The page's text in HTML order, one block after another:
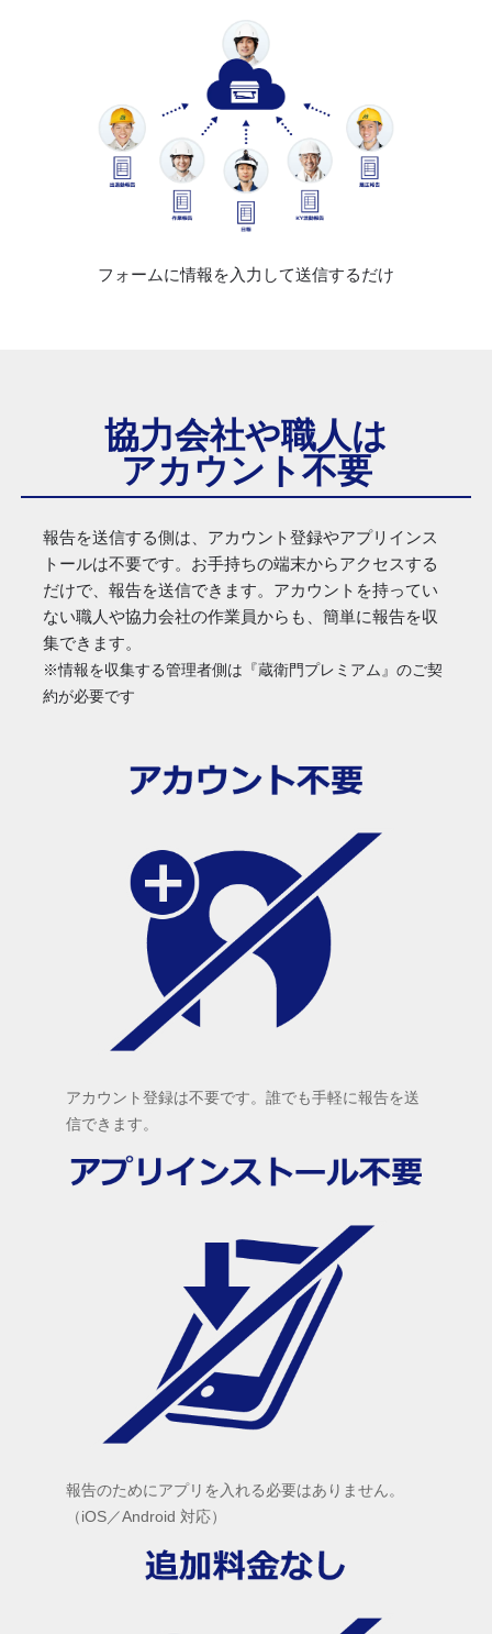
フォームに情報を入力して送信するだけ
協力会社や職人は
アカウント不要
報告を送信する側は、アカウント登録やアプリインス
トールは不要です。お手持ちの端末からアクセスする
だけで、報告を送信できます。アカウントを持ってい
ない職人や協力会社の作業員からも、簡単に報告を収
集できます。
※情報を収集する管理者側は『蔵衛門プレミアム』のご契
約が必要です
アカウント登録は不要です。誰でも手軽に報告を送
信できます。
報告のためにアプリを入れる必要はありません。
（iOS／Android 対応）